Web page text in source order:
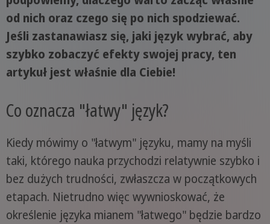
od nich oraz czego się po nich spodziewać.
Jeśli zastanawiasz się, jaki język wybrać, aby
szybko zobaczyć efekty swojej pracy, ten
artykuł jest właśnie dla Ciebie!
Co oznacza "łatwy" język?
Kiedy mówimy o "łatwym" języku, mamy na myśli
taki, którego nauka przychodzi relatywnie szybko i
bez dużych trudności, zwłaszcza w początkowych
etapach. Nietrudno więc wywnioskować, że
określenie języka mianem "łatwego" będzie bardzo